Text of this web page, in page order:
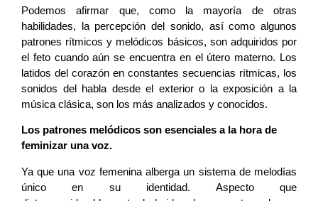
Podemos afirmar que, como la mayoría de otras
habilidades, la percepción del sonido, así como algunos
patrones rítmicos y melódicos básicos, son adquiridos por
el feto cuando aún se encuentra en el útero materno. Los
latidos del corazón en constantes secuencias rítmicas, los
sonidos del habla desde el exterior o la exposición a la
música clásica, son los más analizados y conocidos.
Los patrones melódicos son esenciales a la hora de
feminizar una voz.
Ya que una voz femenina alberga un sistema de melodías
único en su identidad. Aspecto que